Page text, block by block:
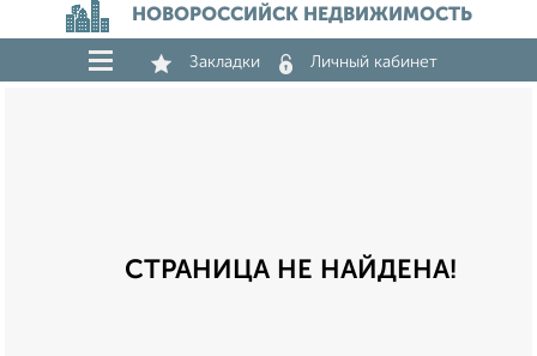
НОВОРОССИЙСК НЕДВИЖИМОСТЬ
Закладки Личный кабинет
СТРАНИЦА НЕ НАЙДЕНА!